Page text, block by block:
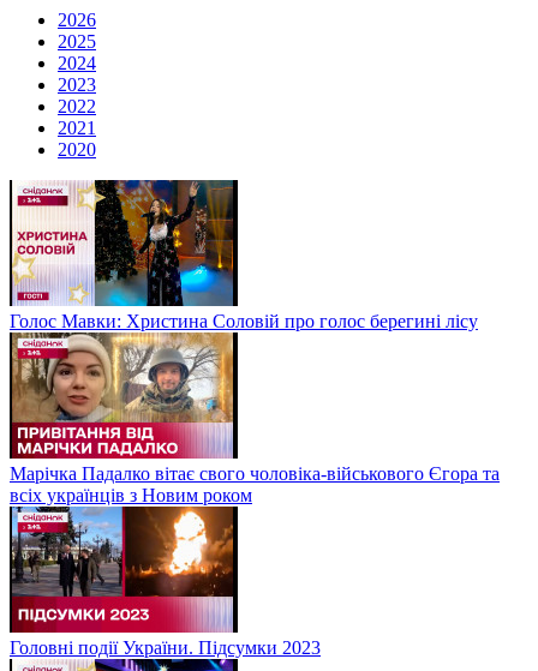
2026
2025
2024
2023
2022
2021
2020
Голос Мавки: Христина Соловій про голос берегині лісу
Марічка Падалко вітає свого чоловіка-військового Єгора та
всіх українців з Новим роком
Головні події України. Підсумки 2023